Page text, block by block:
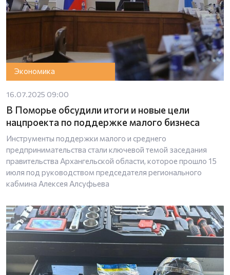
Экономика
16.07.2025 09:00
В Поморье обсудили итоги и новые цели
нацпроекта по поддержке малого бизнеса
Инструменты поддержки малого и среднего
предпринимательства стали ключевой темой заседания
правительства Архангельской области, которое прошло 15
июля под руководством председателя регионального
кабмина Алексея Алсуфьева